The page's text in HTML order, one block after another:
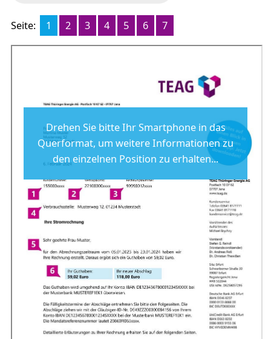
Seite: 1 2 3 4 5 6 7
Drehen Sie bitte Ihr Smartphone in das
Querformat, um weitere Informationen zu
den einzelnen Position zu erhalten...